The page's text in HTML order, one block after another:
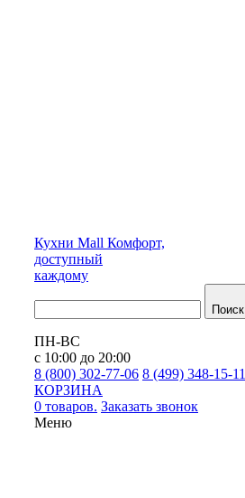
Кухни Mall Комфорт,
доступный
каждому
Поиск
ПН-ВС
с 10:00 до 20:00
8 (800) 302-77-06 8 (499) 348-15-11
КОРЗИНА
0 товаров. Заказать звонок
Меню